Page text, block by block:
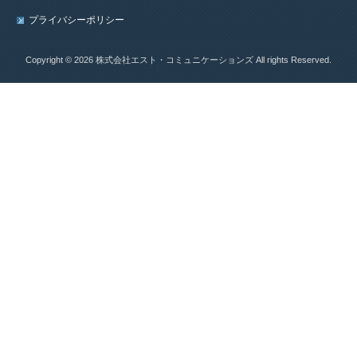
プライバシーポリシー
Copyright © 2026 株式会社エスト・コミュニケーションズ All rights Reserved.